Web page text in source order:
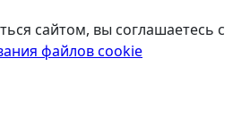
сайтом, вы соглашаетесь с
файлов cookie